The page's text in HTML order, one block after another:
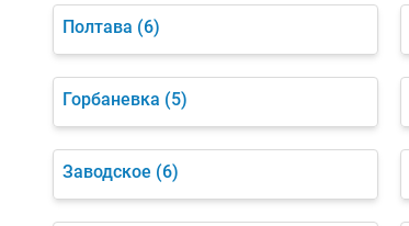
Полтава (6)
Горбаневка (5)
Заводское (6)